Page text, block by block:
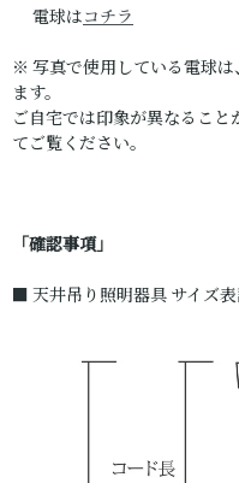
電球はコチラ
※ 写真で使用している電球
ます。
ご自宅では印象が異なるこ
てご覧ください。
「確認事項」
■ 天井吊り照明器具 サイズ